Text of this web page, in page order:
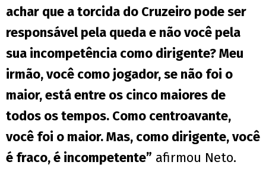
achar que a torcida do Cruzeiro pode ser
responsável pela queda e não você pela
sua incompetência como dirigente? Meu
irmão, você como jogador, se não foi o
maior, está entre os cinco maiores de
todos os tempos. Como centroavante,
você foi o maior. Mas, como dirigente, você
é fraco, é incompetente” afirmou Neto.